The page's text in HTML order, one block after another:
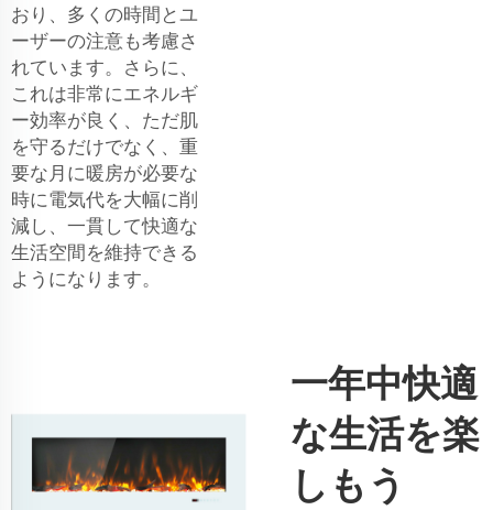
おり、多くの時間とユ
ーザーの注意も考慮さ
れています。さらに、
これは非常にエネルギ
ー効率が良く、ただ肌
を守るだけでなく、重
要な月に暖房が必要な
時に電気代を大幅に削
減し、一貫して快適な
生活空間を維持できる
ようになります。
一年中快適
な生活を楽
しもう